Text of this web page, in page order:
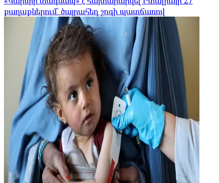
քաղաքներում՝ ծայրահեղ շոգի պատճառով